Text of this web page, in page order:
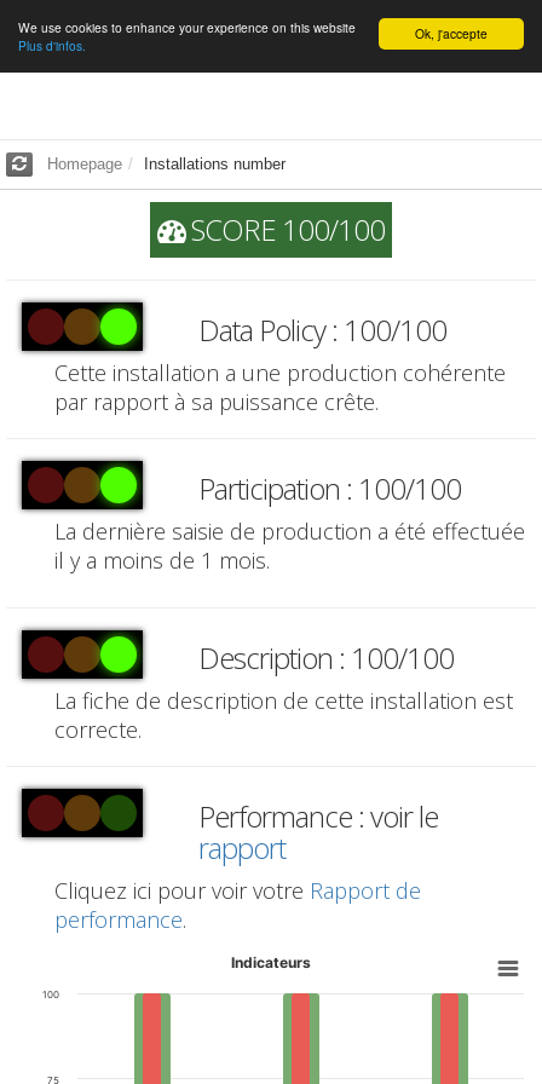
English Ok, j'accepte
We use cookies to enhance your experience on this website
Plus d'infos.
Homepage Installations number
SCORE 100/100
Data Policy : 100/100
Cette installation a une production cohérente
par rapport à sa puissance crête.
Participation : 100/100
La dernière saisie de production a été effectuée
il y a moins de 1 mois.
Description : 100/100
La fiche de description de cette installation est
correcte.
Performance : voir le
rapport
Cliquez ici pour voir votre Rapport de
performance.
Indicateurs
75
100